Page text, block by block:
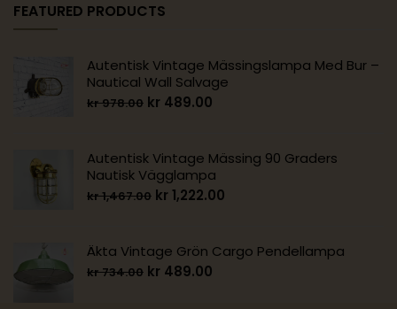
FEATURED PRODUCTS
Autentisk Vintage Mässingslampa Med Bur –
Nautical Wall Salvage
kr978.00 kr 489.00
Autentisk Vintage Mässing 90 Graders
Nautisk Vägglampa
kr1,467.00 kr 1,222.00
Äkta Vintage Grön Cargo Pendellampa
kr734.00 kr 489.00